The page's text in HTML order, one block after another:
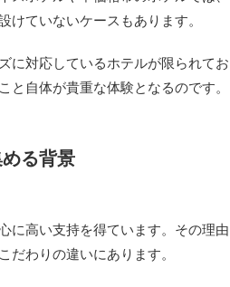
ていないケースもあります。
に対応しているホテルが限られてお
自体が貴重な体験となるのです。
る背景
に高い支持を得ています。その理由
わりの違いにあります。